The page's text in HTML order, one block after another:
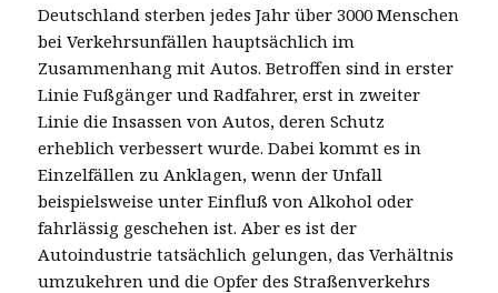
Deutschland sterben jedes Jahr über 3000 Menschen
bei Verkehrsunfällen hauptsächlich im
Zusammenhang mit Autos. Betroffen sind in erster
Linie Fußgänger und Radfahrer, erst in zweiter
Linie die Insassen von Autos, deren Schutz
erheblich verbessert wurde. Dabei kommt es in
Einzelfällen zu Anklagen, wenn der Unfall
beispielsweise unter Einfluß von Alkohol oder
fahrlässig geschehen ist. Aber es ist der
Autoindustrie tatsächlich gelungen, das Verhältnis
umzukehren und die Opfer des Straßenverkehrs